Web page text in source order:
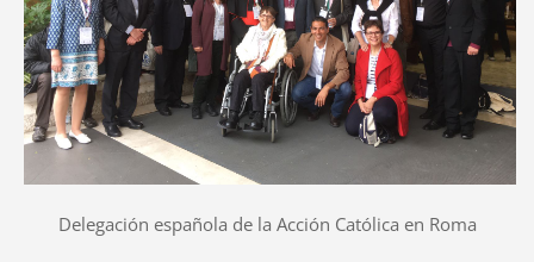
Delegación española de la Acción Católica en Roma